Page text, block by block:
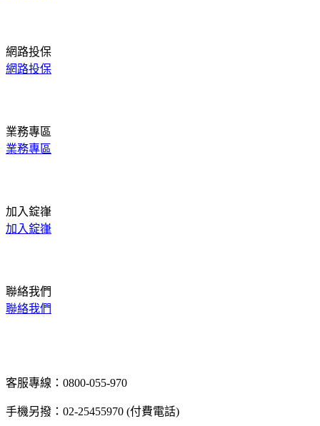
網路投保
網路投保
業務專區
業務專區
加入錠嵂
加入錠嵂
聯絡我們
聯絡我們
客服專線：0800-055-970
手機另撥：02-25455970 (付費電話)